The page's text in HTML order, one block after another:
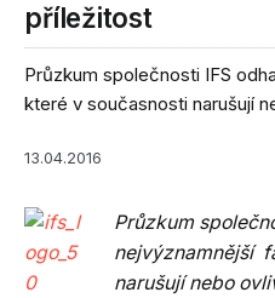
příležitost
Průzkum společnosti IFS
které v současnosti narušují
13.04.2016
Průzkum
nejvýznamnější
narušují nebo